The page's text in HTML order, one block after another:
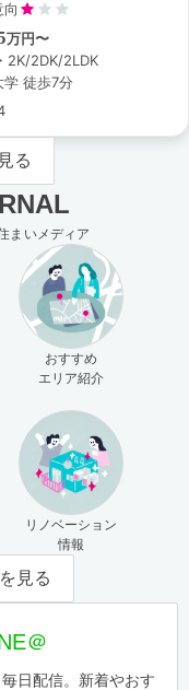
万円〜
2K/2DK/2LDK
学 徒歩7分
る
まいメディア
おすすめ
エリア紹介
リノベーション
情報
見る
＠
日配信。新着やおす